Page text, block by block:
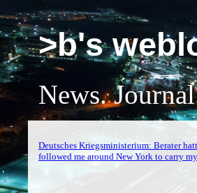
>b's
News.
Deutsches Kriegsministerium: Berater
followed me around New York to carry